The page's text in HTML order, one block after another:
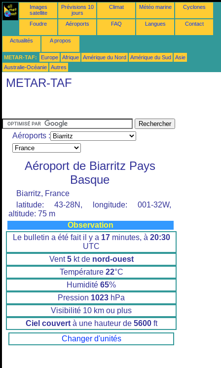
Images
satellite
Prévisions 10
jours
Climat Météo marine Cyclones
Foudre Aéroports FAQ Langues Contact
Actualités A propos
METAR-TAF: Europe Afrique Amérique du Nord Amérique du Sud
Asie
Australie-Océanie
Autres
METAR-TAF
Aéroports :
Aéroport de Biarritz Pays
Basque
Biarritz, France
latitude: 43-28N, longitude: 001-32W,
altitude: 75 m
Observation
Le bulletin a été fait il y a 17minutes, à 20:30
UTC
Vent5kt de nord-ouest
Température 22°C
Humidité 65%
Pression 1023 hPa
Visibilité 10 km ou plus
Ciel couvertà une hauteur de 5600ft
Changer d'unités